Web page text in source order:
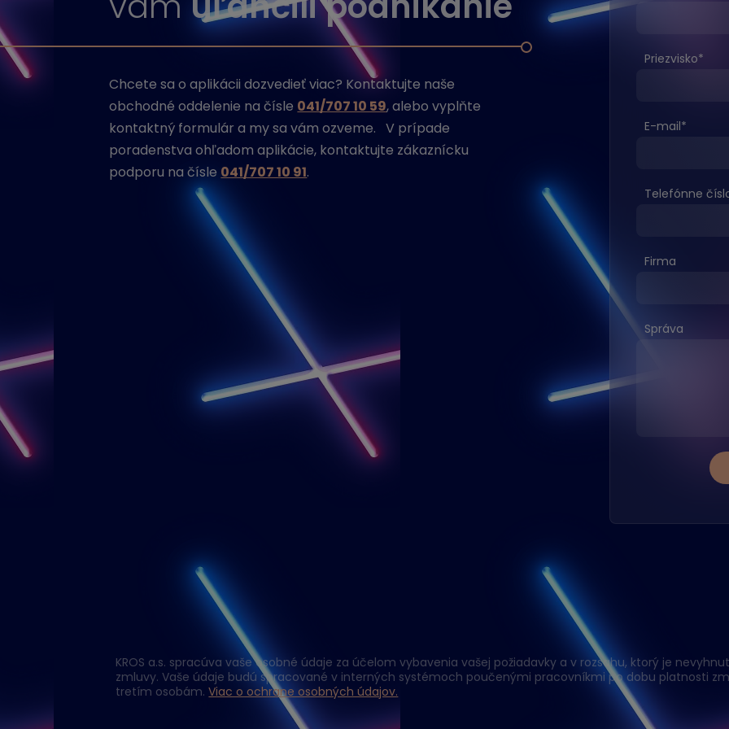
Chcete sa o aplikácii dozvedieť viac? Kontaktujte naše
obchodné oddelenie na čísle 041/707 10 59, alebo vyplňte
kontaktný formulár a my sa vám ozveme. V prípade
poradenstva ohľadom aplikácie, kontaktujte zákaznícku
podporu na čísle 041/707 10 91.
Priezvisko*
E-mail*
Telefónne
Firma
Správa
KROS a.s. spracúva vaše osobné údaje za účelom vybavenia vašej požiadavky a v rozsahu, ktorý je
zmluvy. Vaše údaje budú spracované v interných systémoch poučenými pracovníkmi po dobu platnosti
tretím osobám.Viac o ochrane osobných údajov.